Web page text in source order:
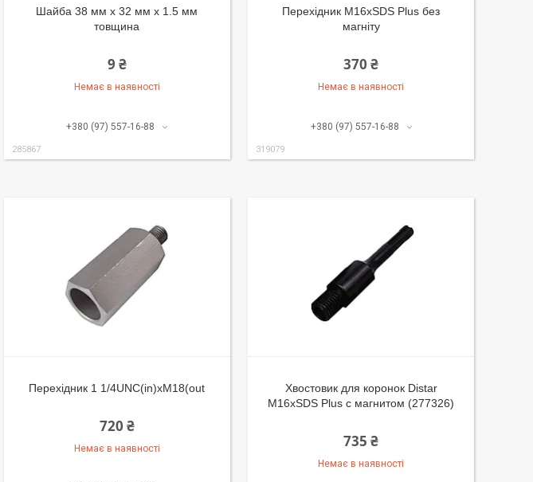
Шайба 38 мм х 32 мм х 1.5 мм
товщина
9 ₴
Немає в наявності
+380 (97) 557-16-88
285867
Перехідник М16xSDS Plus без
магніту
370 ₴
Немає в наявності
+380 (97) 557-16-88
319079
Перехідник 1 1/4UNC(in)xM18(out
720 ₴
Немає в наявності
Хвостовик для коронок Distar
М16xSDS Plus с магнитом (277326)
735 ₴
Немає в наявності